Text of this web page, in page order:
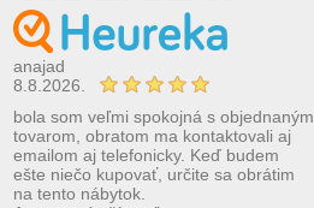
anajad
8.8.2026.
bola som veľmi spokojná s objednaným
tovarom, obratom ma kontaktovali aj
emailom aj telefonicky. Keď budem
ešte niečo kupovať, určite sa obrátim
na tento nábytok.